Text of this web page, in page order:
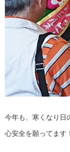
今年も、寒くなり日
心安全を願ってます！